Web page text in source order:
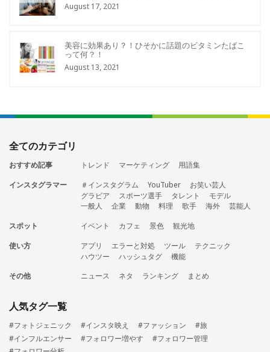
August 17, 2021
美容に効果あり？！ひそかに話題のビタミンたばこ
って何？！
August 13, 2021
全てのカテゴリ
おすすめ記事 トレンド マーケティング
用語集
インスタグラマー
＃インスタグラム YouTuber
お笑い芸人
グラビア
スポーツ選手 タレント
モデル
一般人
企業 動物 料理 歌手 海外
芸能人
スポット
イベント カフェ 景色
観光地
使い方
アプリ エラーと対処 ツール
テクニック
ハウツー
ハッシュタグ
機能
その他
ニュース ネタ ランキング まとめ
人気タグ一覧
#フォトジェニック #インスタ映え #ファッション
#旅
#インフルエンサー
#フォロワー増やす
#フォロワー管理